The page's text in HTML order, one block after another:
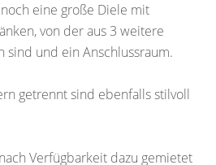
eine große Diele mit
von der aus 3 weitere
sind und ein Anschlussraum.
getrennt sind ebenfalls stilvoll
Verfügbarkeit dazu gemietet